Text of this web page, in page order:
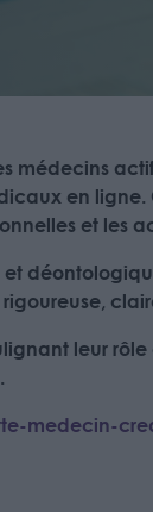
en
et les
leur
medecin-